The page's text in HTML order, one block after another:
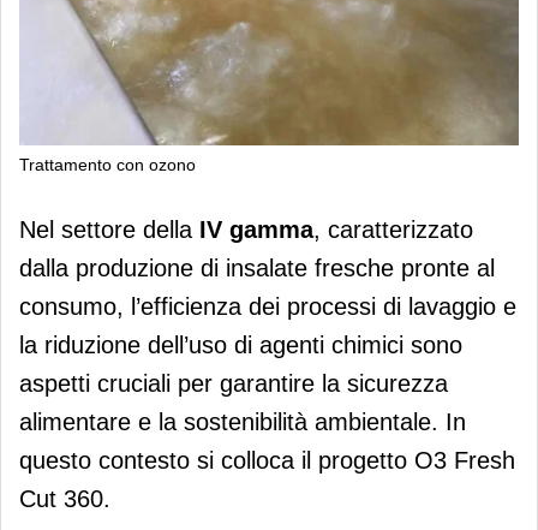
Trattamento con ozono
Minori costi e più sicurezza in IV
Gamma grazie all’ozono
Nel settore della IV gamma, caratterizzato
dalla produzione di insalate fresche pronte al
consumo, l’efficienza dei processi di lavaggio e
la riduzione dell’uso di agenti chimici sono
aspetti cruciali per garantire la sicurezza
alimentare e la sostenibilità ambientale. In
questo contesto si colloca il progetto O3 Fresh
Cut 360.